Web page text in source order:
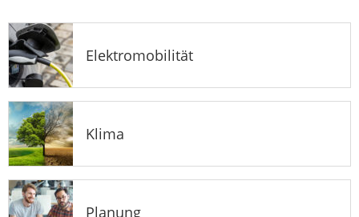
Elektromobilität
Klima
Planung